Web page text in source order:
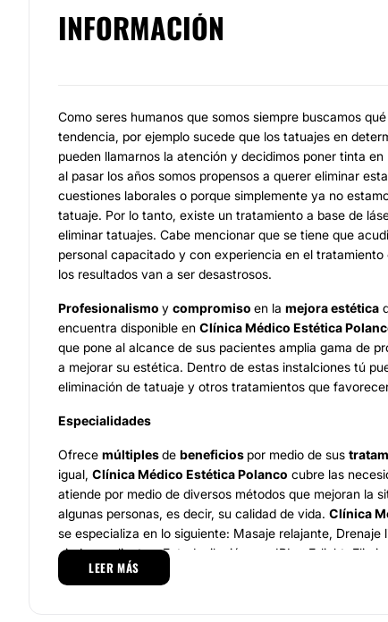
INFORMACIÓN
Como seres humanos que somos siempre buscamos
tendencia, por ejemplo sucede que los tatuajes en
pueden llamarnos la atención y decidimos poner tinta
al pasar los años somos propensos a querer eliminar
cuestiones laborales o porque simplemente ya no
tatuaje. Por lo tanto, existe un tratamiento a base de
eliminar tatuajes. Cabe mencionar que se tiene que
personal capacitado y con experiencia en el
los resultados van a ser desastrosos.
Profesionalismo y compromiso en la mejora estética
encuentra disponible en Clínica Médico Estética
que pone al alcance de sus pacientes amplia gama de
a mejorar su estética. Dentro de estas instalciones tú
eliminación de tatuaje y otros tratamientos que
Especialidades
Ofrece múltiplesde beneficios por medio de sus
igual, Clínica Médico Estética Polanco cubre las
atiende por medio de diversos métodos que mejoran la
algunas personas, es decir, su calidad de vida. Clínica
se especializa en lo siguiente: Masaje relajante, Drenaje
piedras calientes, Fotodepilación con IPL y E-light,
láser, Tratamiento de várices con láser, Mesoterapia
LEER MÁS